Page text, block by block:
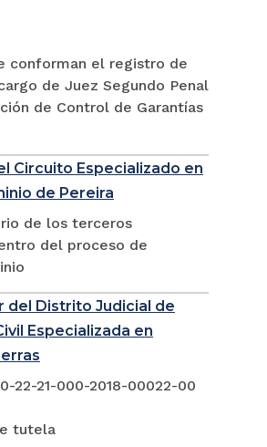
conforman el registro de
de Juez Segundo Penal
de Control de Garantías
Circuito Especializado en
de Pereira
de los terceros
del proceso de
del Distrito Judicial de
Especializada en
22-21-000-2018-00022-00
tutela